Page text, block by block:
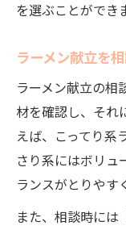
を選ぶことができ
ラーメン献立を
ラーメン献立の相
材を確認し、それ
えば、こってり系
さり系にはボリュ
ランスがとりやす
また、相談時に